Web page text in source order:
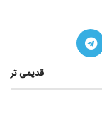
قدیمی تر